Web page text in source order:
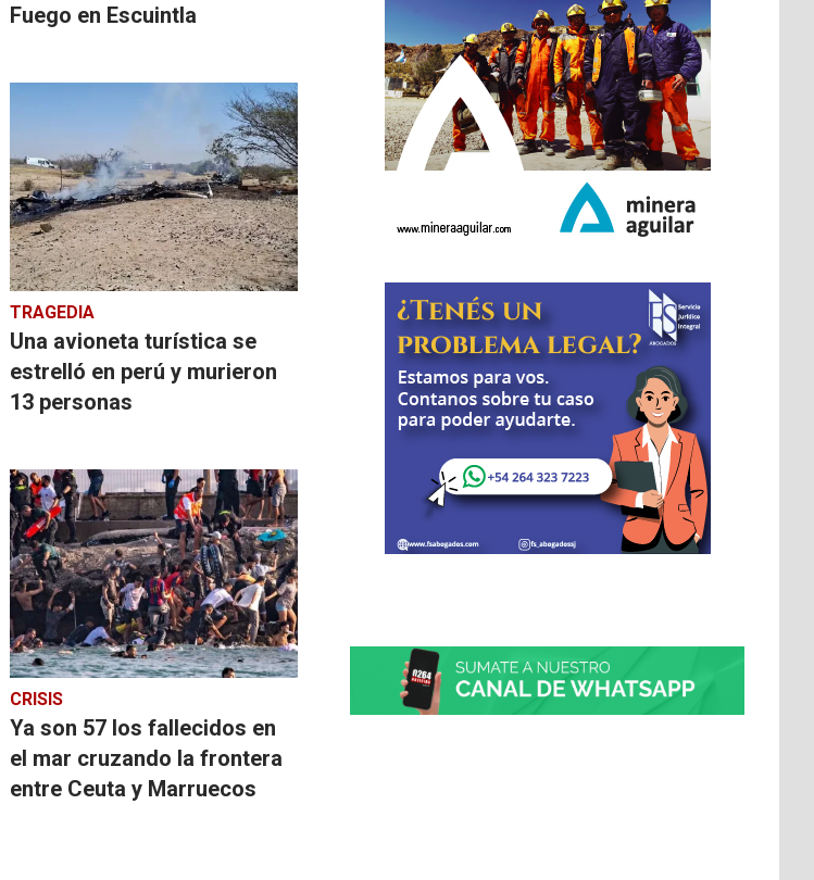
Fuego en Escuintla
TRAGEDIA
Una avioneta turística se
estrelló en perú y murieron
13 personas
CRISIS
Ya son 57 los fallecidos en
el mar cruzando la frontera
entre Ceuta y Marruecos